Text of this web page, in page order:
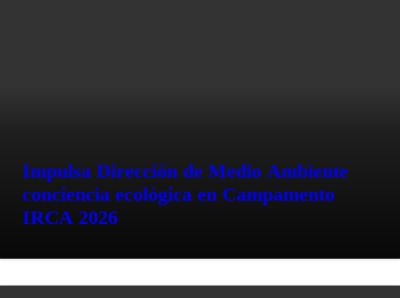
Impulsa Dirección de Medio Ambiente
conciencia ecológica en Campamento
IRCA 2026